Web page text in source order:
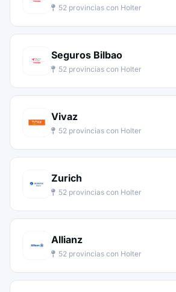
52 provincias con Holter
Seguros Bilbao
52 provincias con Holter
Vivaz
52 provincias con Holter
Zurich
52 provincias con Holter
Allianz
52 provincias con Holter